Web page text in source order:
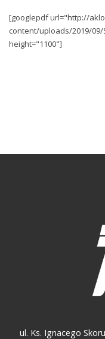
[googlepdf url="http://
content/uploads/2019/09/
height="1100"]
ul. Ks. Ignacego